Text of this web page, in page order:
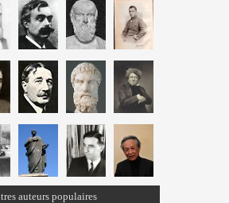
auteurs populaires